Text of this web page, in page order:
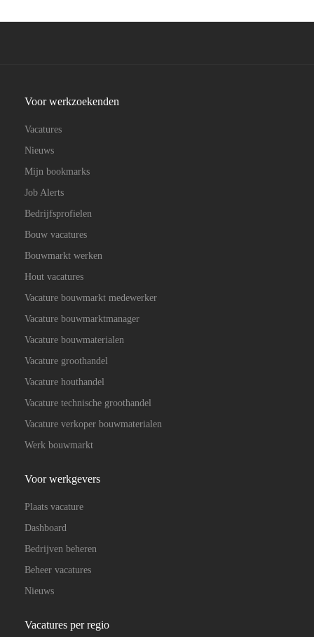
Voor werkzoekenden
Vacatures
Nieuws
Mijn bookmarks
Job Alerts
Bedrijfsprofielen
Bouw vacatures
Bouwmarkt werken
Hout vacatures
Vacature bouwmarkt medewerker
Vacature bouwmarktmanager
Vacature bouwmaterialen
Vacature groothandel
Vacature houthandel
Vacature technische groothandel
Vacature verkoper bouwmaterialen
Werk bouwmarkt
Voor werkgevers
Plaats vacature
Dashboard
Bedrijven beheren
Beheer vacatures
Nieuws
Vacatures per regio